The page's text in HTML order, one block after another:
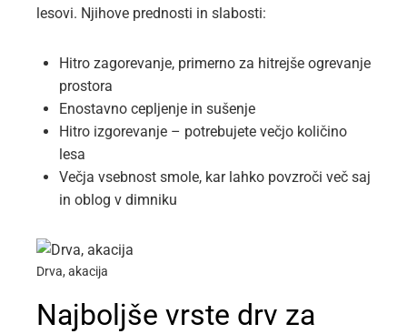
lesovi. Njihove prednosti in slabosti:
Hitro zagorevanje, primerno za hitrejše ogrevanje
prostora
Enostavno cepljenje in sušenje
Hitro izgorevanje – potrebujete večjo količino
lesa
Večja vsebnost smole, kar lahko povzroči več saj
in oblog v dimniku
Drva, akacija
Najboljše vrste drv za